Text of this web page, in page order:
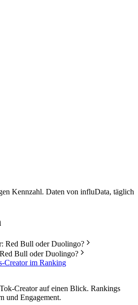
Kennzahl. Daten von influData, täglich
Red Bull oder Duolingo?
Bull oder Duolingo?
-Creator im Ranking
Creator auf einen Blick. Rankings
und Engagement.